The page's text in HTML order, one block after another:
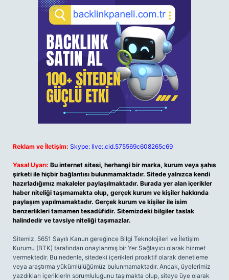
Reklam ve İletişim: Skype: live:.cid.575569c608265c69
Yasal Uyarı: Bu internet sitesi, herhangi bir marka, kurum veya şahıs
şirketi ile hiçbir bağlantısı bulunmamaktadır. Sitede yalnızca kendi
hazırladığımız makaleler paylaşılmaktadır. Burada yer alan içerikler
haber niteliği taşımamakta olup, gerçek kurum ve kişiler hakkında
paylaşım yapılmamaktadır. Gerçek kurum ve kişiler ile isim
benzerlikleri tamamen tesadüfidir. Sitemizdeki bilgiler taslak
halindedir ve tavsiye niteliği taşımazlar.
Sitemiz, 5651 Sayılı Kanun gereğince Bilgi Teknolojileri ve İletişim
Kurumu (BTK) tarafından onaylanmış bir Yer Sağlayıcı olarak hizmet
vermektedir. Bu nedenle, sitedeki içerikleri proaktif olarak denetleme
veya araştırma yükümlülüğümüz bulunmamaktadır. Ancak, üyelerimiz
yazdıkları içeriklerin sorumluluğunu taşımakta olup, siteye üye olarak